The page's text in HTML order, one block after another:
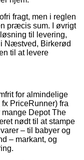
fragt, men i reglen
præcis sum. I øvrigt
til levering,
Næstved, Birkerød
til at levere
for almindelige
PriceRunner) fra
Depot The
nødt til at stampe
– til babyer og
– markant, og